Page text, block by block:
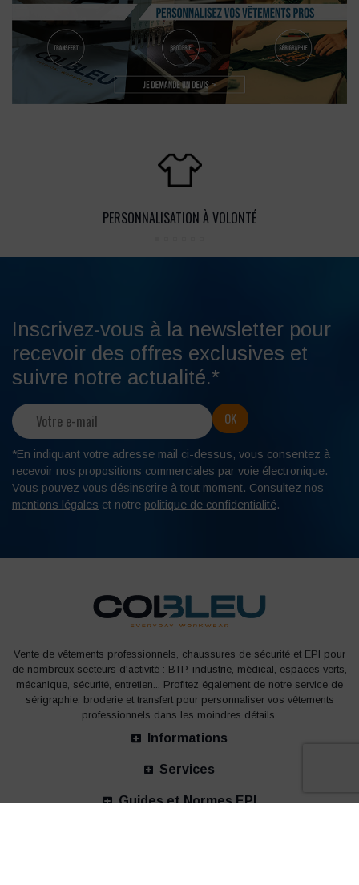
PERSONNALISATION À VOLONTÉ
Inscrivez-vous à la newsletter pour
recevoir des offres exclusives et
suivre notre actualité.*
*En indiquant votre adresse mail ci-dessus, vous consentez à
recevoir nos propositions commerciales par voie électronique.
Vous pouvez vous désinscrire à tout moment. Consultez nos
mentions légales et notre politique de confidentialité.
Vente de vêtements professionnels, chaussures de sécurité et EPI pour
de nombreux secteurs d'activité : BTP, industrie, médical, espaces verts,
mécanique, sécurité, entretien... Profitez également de notre service de
sérigraphie, broderie et transfert pour personnaliser vos vêtements
professionnels dans les moindres détails.
Informations
Services
Guides et Normes EPI